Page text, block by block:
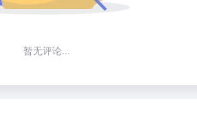
暂无评论...